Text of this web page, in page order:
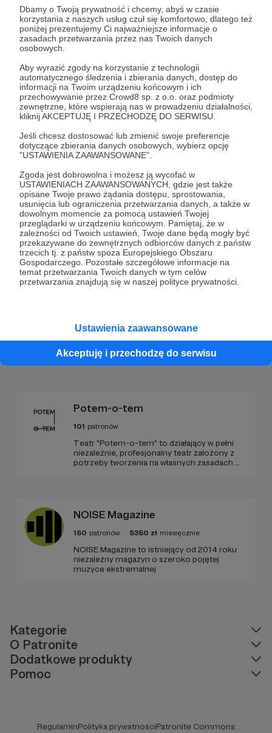
Dbamy o Twoją prywatność i chcemy, abyś w czasie
korzystania z naszych usług czuł się komfortowo, dlatego też
poniżej prezentujemy Ci najważniejsze informacje o
zasadach przetwarzania przez nas Twoich danych
osobowych.
Aby wyrazić zgody na korzystanie z technologii
automatycznego śledzenia i zbierania danych, dostęp do
informacji na Twoim urządzeniu końcowym i ich
przechowywanie przez Crowd8 sp. z o.o. oraz podmioty
zewnętrzne, które wspierają nas w prowadzeniu działalności,
kliknij AKCEPTUJĘ I PRZECHODZĘ DO SERWISU.
Jeśli chcesz dostosować lub zmienić swoje preferencje
dotyczące zbierania danych osobowych, wybierz opcję
"USTAWIENIA ZAAWANSOWANE".
Zgoda jest dobrowolna i możesz ją wycofać w
USTAWIENIACH ZAAWANSOWANYCH, gdzie jest także
opisane Twoje prawo żądania dostępu, sprostowania,
usunięcia lub ograniczenia przetwarzania danych, a także w
dowolnym momencie za pomocą ustawień Twojej
przeglądarki w urządzeniu końcowym. Pamiętaj, że w
zależności od Twoich ustawień, Twoje dane będą mogły być
przekazywane do zewnętrznych odbiorców danych z państw
trzecich tj. z państw spoza Europejskiego Obszaru
Gospodarczego. Pozostałe szczegółowe informacje na
temat przetwarzania Twoich danych w tym celów
przetwarzania znajdują się w naszej polityce prywatności.
Ustawienia zaawansowane
Akceptuję i przechodzę do serwisu
one tego chcą, to i nasze marzenia zaczynają wypływać
naturalnie. Wszystkie lalki są naszymi autorskimi
pomysłami, które stanowią bazę do stworzenia
scenariusza całej historii. Teraz zbieramy sprzęt i jak tylko
dostaniemy drugie pomieszczenie, zaczynamy budowę
studia i pierwszej sceny”.
projekt pracownie pracownia lalkarska
lalki na zamówienie
Dołącz do grona Patronów!
Wesprzyj działalność AutoraProjekt Pracowniejuż
teraz!
Zostań Patronem
Promowani autorzy
Potem-o-tem
101 patronów
Teatr "Potem-o-tem" to działający w pełni
niezależnie, profesjonalny teatr założony z
potrzeby tworzenia na własnych zasadach.
teatralnego doświadczenia.
NOISE Magazine
150 patronów 5350 zł miesięcznie
NOISE Magazine to istniejący od 2014 roku
niezależny magazyn o szeroko pojętej
muzyce ekstremalnej
Kategorie
O Patronite
Dodatkowe produkty
Pomoc
RegulaminPolityka prywatnościPatronite Commons